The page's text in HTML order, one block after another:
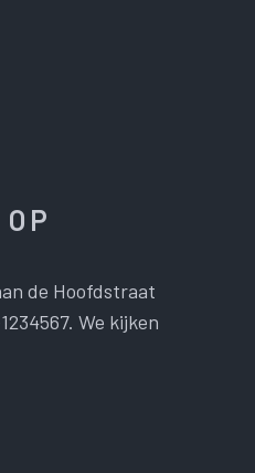
de Hoofdstraat
We kijken